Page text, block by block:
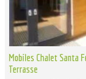
Mobiles Chalet Santa
Terrasse